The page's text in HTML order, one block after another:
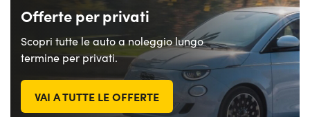
Offerte per privati
Scopri tutte le auto a noleggio lungo
termine per privati.
VAI A TUTTE LE OFFERTE